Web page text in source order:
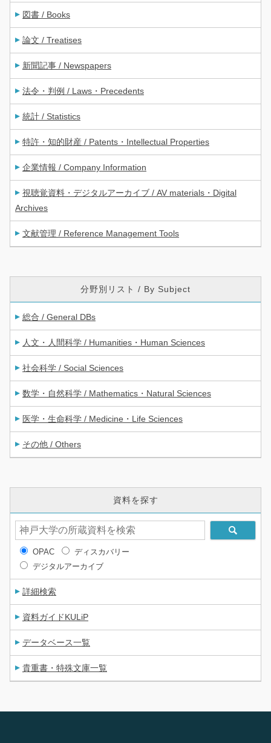
図書 / Books
論文 / Treatises
新聞記事 / Newspapers
法令・判例 / Laws・Precedents
統計 / Statistics
特許・知的財産 / Patents・Intellectual Properties
企業情報 / Company Information
視聴覚資料・デジタルアーカイブ / AV materials・Digital
Archives
文献管理 / Reference Management Tools
分野別リスト / By Subject
総合 / General DBs
人文・人間科学 / Humanities・Human Sciences
社会科学 / Social Sciences
数学・自然科学 / Mathematics・Natural Sciences
医学・生命科学 / Medicine・Life Sciences
その他 / Others
資料を探す
OPAC
ディスカバリー
デジタルアーカイブ
詳細検索
資料ガイドKULiP
データベース一覧
貴重書・特殊文庫一覧